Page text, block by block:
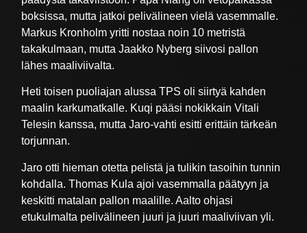
boksissa, mutta jatkoi pelivälineen vielä vasemmalle.
Markus Kronholm yritti nostaa noin 10 metristä
takakulmaan, mutta Jaakko Nyberg siivosi pallon
lähes maaliviivalta.
Heti toisen puoliajan alussa TPS oli siirtyä kahden
maalin karkumatkalle. Kuqi pääsi nokikkain Vitali
Telesin kanssa, mutta Jaro-vahti esitti erittäin tärkeän
torjunnan.
Jaro otti hieman otetta pelistä ja tulikin tasoihin tunnin
kohdalla. Thomas Kula ajoi vasemmalla päätyyn ja
keskitti matalan pallon maalille. Aalto ohjasi
etukulmalta pelivälineen juuri ja juuri maaliviivan yli.